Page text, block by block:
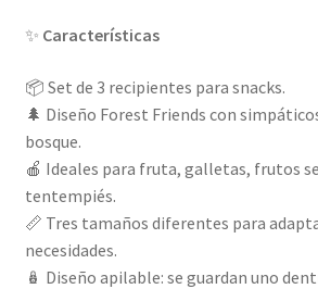
✨ Características
📦 Set de 3 recipientes para snacks.
🌲 Diseño Forest Friends con
bosque.
🍎 Ideales para fruta, galletas, frutos
tentempiés.
📏 Tres tamaños diferentes para
necesidades.
🪆 Diseño apilable: se guardan uno